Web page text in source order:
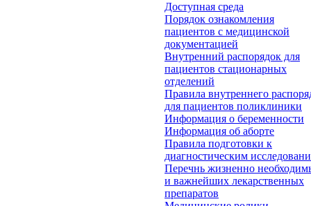
Доступная среда
Порядок ознакомления
пациентов с медицинской
документацией
Внутренний распорядок для
пациентов стационарных
отделений
Правила внутреннего
для пациентов поликлиники
Информация о беременности
Информация об аборте
Правила подготовки к
диагностическим
Перечнь жизненно
и важнейших лекарственных
препаратов